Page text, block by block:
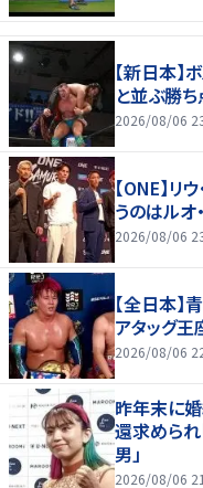
【新日本】
と並ぶ勝
2026/08/06
【ONE】
うのはルオ
2026/08/06
【全日本】
アタッグ
2026/08/06
昨年末に
還求められ
男」
2026/08/06